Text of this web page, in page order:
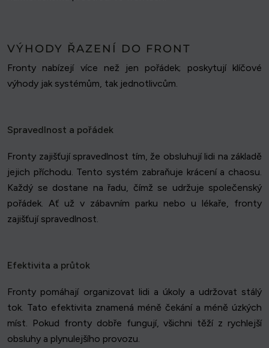
VÝHODY ŘAZENÍ DO FRONT
Fronty nabízejí více než jen pořádek; poskytují klíčové
výhody jak systémům, tak jednotlivcům.
Spravedlnost a pořádek
Fronty zajišťují spravedlnost tím, že obsluhují lidi na základě
jejich příchodu. Tento systém zabraňuje krácení a chaosu.
Každý se dostane na řadu, čímž se udržuje společenský
pořádek. Ať už v zábavním parku nebo u lékaře, fronty
zajišťují spravedlnost.
Efektivita a průtok
Fronty pomáhají organizovat lidi a úkoly a udržovat stálý
tok. Tato efektivita znamená méně čekání a méně úzkých
míst. Pokud fronty dobře fungují, všichni těží z rychlejší
obsluhy a plynulejšího provozu.